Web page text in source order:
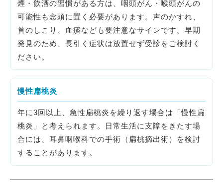
煙・飲酒の習慣がある方は、咽頭がん・喉頭がんの
可能性も念頭に置く必要があります。声のかすれ、
首のしこり、血痰なども要注意なサインです。早期
発見のため、長引く症状は放置せず受診をご検討く
ださい。
慢性扁桃炎
年に3回以上、急性扁桃炎を繰り返す場合は「慢性扁
桃炎」と考えられます。日常生活に支障をきたす場
合には、耳鼻咽喉科での手術（扁桃摘出術）を検討
することがあります。